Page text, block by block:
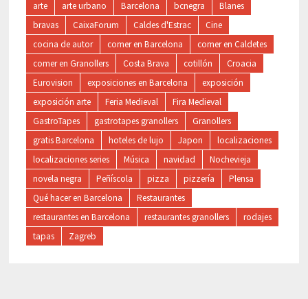
arte arte urbano Barcelona bcnegra
Blanes
bravas
CaixaForum Caldes d'Estrac
Cine
cocina de autor
comer en Barcelona
comer en Caldetes
comer en Granollers
Costa Brava cotillón
Croacia
Eurovision
exposiciones en Barcelona
exposición
exposición arte
Feria Medieval
Fira Medieval
GastroTapes
gastrotapes granollers
Granollers
gratis Barcelona
hoteles de lujo Japon
localizaciones
localizaciones series
Música navidad
Nochevieja
novela negra
Peñíscola pizza pizzería
Plensa
Qué hacer en Barcelona
Restaurantes
restaurantes en Barcelona
restaurantes granollers
rodajes
tapas
Zagreb